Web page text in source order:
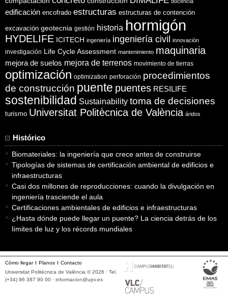
docencia
edificación encofrado estructuras estructuras de contención
excavación geotecnia gestión historia hormigón
HYDELIFE ICITECH ingeniería ingeniería civil innovación
investigación Life Cycle Assessment mantenimiento maquinaria
mejora de suelos mejora de terrenos movimiento de tierras
optimización optimization perforación procedimientos
de construcción puente puentes RESILIFE
sostenibilidad Sustainability toma de decisiones
turismo Universitat Politècnica de València áridos
Histórico
Biomateriales: la ingeniería que crece antes de construirse
Tipologías de sistemas de certificación ambiental de edificios e
infraestructuras
Casi dos millones de reproducciones: cuando la divulgación en
ingeniería trasciende el aula
Certificaciones ambientales de edificios e infraestructuras
¿Hasta dónde puede llegar un puente? La ciencia detrás de los
límites de luz y los récords mundiales
Cómo llegar Planos
Contacto
Universitat Politècnica de València © 2026 · Tel.
(+34) 96 387 90 00 · informacion@upv.es